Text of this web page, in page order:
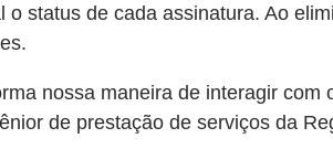
status de cada assinatura. Ao
nossa maneira de interagir
de prestação de serviços da